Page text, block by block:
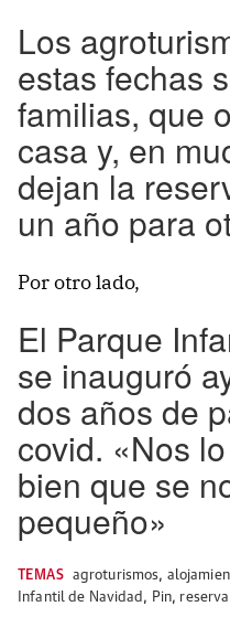
Los
estas fechas
familias, que
casa y, en
dejan la
un año para
Por otro lado,
El Parque
se inauguró
dos años de
covid. «Nos
bien que se
pequeño»
TEMAS agroturismos,
Infantil de Navidad , Pin, reserva